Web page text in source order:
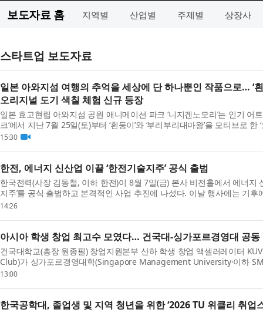
보도자료 홈 지역별 산업별 주제별 상장사
스타트업 보도자료
일본 아와지섬 여행의 추억을 세상에 단 하나뿐인 작품으로… ‘흰
오리지널 도기 색칠 체험 신규 등장
일본 효고현립 아와지섬 공원 애니메이션 파크 ‘니지겐노모리’는 인기 어
크’에서 지난 7월 25일(토)부터 ‘흰둥이’와 ‘부리부리대마왕’을 모티브로
했다고 밝혔다. 새롭게 선보이는 이번 체험은...
15:30
한전, 에너지 신산업 이끌 ‘한전기술지주’ 공식 출범
한국전력(사장 김동철, 이하 한전)이 8월 7일(금) 본사 비전홀에서 에너지
지주’를 공식 출범하고 본격적인 사업 추진에 나섰다. 이날 행사에는 기
민주당 신정훈 의원과 정진욱 의원, 전남광주통...
14:26
아시아 학생 창업 최고수 모였다… 건국대-싱가포르경영대 공동
건국대학교(총장 원종필) 창업지원본부 산하 학생 창업 액셀러레이터
Club)가 싱가포르경영대학(Singapore Management University·이하
Society’와 공동 개최한 ‘2026 KU-SMU 연합 아이디어톤’이 지난 ...
13:00
한국공학대, 졸업생 및 지역 청년을 위한 ‘2026 TU 위클리 취업